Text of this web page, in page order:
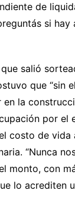
de
si hay
salió
que “sin
en la
por el
costo de vida
“Nunca
monto, con
lo acrediten